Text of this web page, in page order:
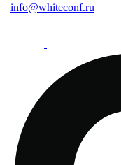
info@whiteconf.ru